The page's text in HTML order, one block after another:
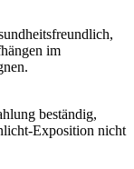
im
beständig,
Exposition nicht